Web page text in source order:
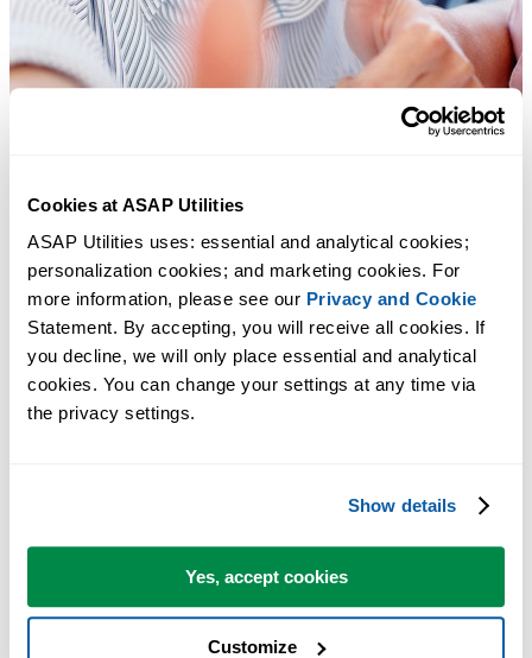
Cookies at ASAP Utilities
ASAP Utilities uses: essential and analytical cookies;
personalization cookies; and marketing cookies. For
more information, please see our Privacy and Cookie
Statement. By accepting, you will receive all cookies. If
you decline, we will only place essential and analytical
cookies. You can change your settings at any time via
the privacy settings.
Show details
Yes, accept cookies
Customize
Экономьте время в Excel. Это просто.
ASAP Utilities помогает экономить время и делать то, что
невозможно сделать только средствами Excel.